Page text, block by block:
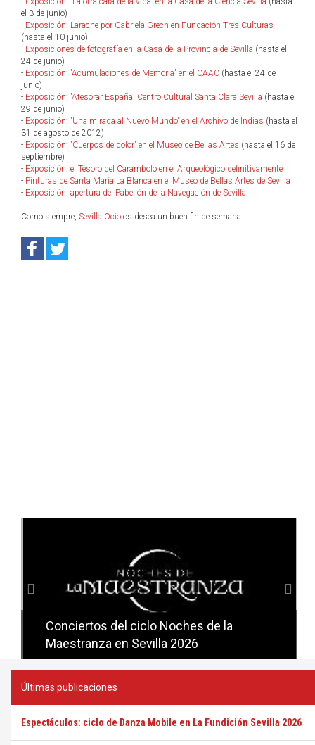
el 3 de junio)
- Exposición: Larache por Gabriela Grech en Fundación Tres Culturas
(hasta el 10 junio)
- Exposiciones de fotografía en la Casa de la Provincia de Sevilla (hasta el
24 de junio)
- Exposición: 'Acumulaciones de Memoria' en el CAAC (hasta el 24 de
junio)
- Exposición: 'Atesorar España' Centro Cultural Santa Clara Sevilla (hasta el
29 de junio)
- Exposición: 'Una mirada al Nuevo Mundo' en el Archivo de Indias (hasta el
31 de agosto de 2012)
- Exposición: 'Cuerpos de dolor' en el Museo de Bellas Artes (hasta el 16 de
septiembre)
- Exposición: el Tesoro del Carambolo en el Arqueológico definitivamente
- Pinturas de Santa María La Blanca en el Museo de Bellas Artes de Sevilla
- Exposición: apertura del Pabellón de la Navegación de Sevilla
Como siempre, Sevilla Ocio os desea un buen fin de semana.
Conciertos del ciclo Candlelight en
Sevilla
Últimas publicaciones
Espectáculos: ciclo de Danza Mobile en La Fundición Sevilla 2026